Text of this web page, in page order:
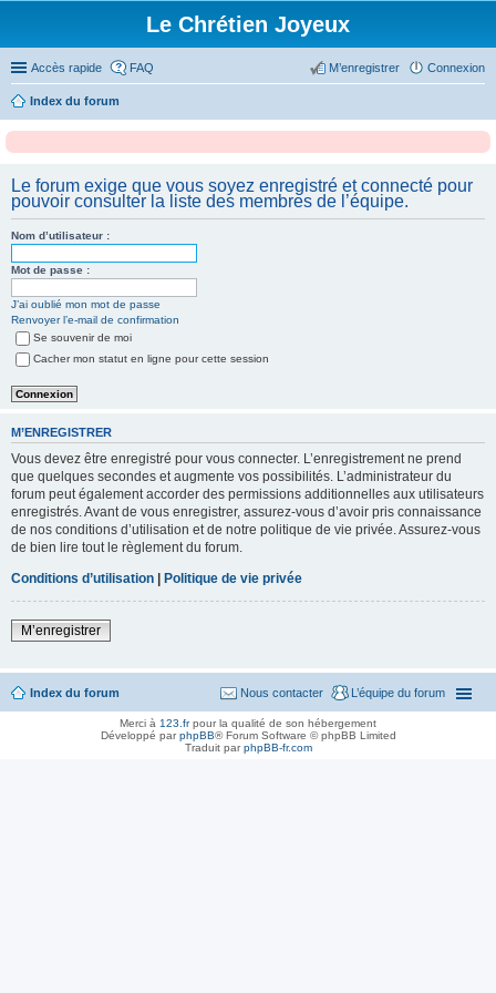
Le Chrétien Joyeux
Accès rapide FAQ Connexion
M’enregistrer
Index du forum
Le forum exige que vous soyez enregistré et connecté pour
pouvoir consulter la liste des membres de l’équipe.
Nom d’utilisateur :
Mot de passe :
J’ai oublié mon mot de passe
Renvoyer l’e-mail de confirmation
Se souvenir de moi
Cacher mon statut en ligne pour cette session
M’ENREGISTRER
Vous devez être enregistré pour vous connecter. L’enregistrement ne prend
que quelques secondes et augmente vos possibilités. L’administrateur du
forum peut également accorder des permissions additionnelles aux utilisateurs
enregistrés. Avant de vous enregistrer, assurez-vous d’avoir pris connaissance
de nos conditions d’utilisation et de notre politique de vie privée. Assurez-vous
de bien lire tout le règlement du forum.
Conditions d’utilisation | Politique de vie privée
M’enregistrer
Index du forum L’équipe du forum
Nous contacter
Merci à 123.frpour la qualité de son hébergement
Développé parphpBB® Forum Software © phpBB Limited
Traduit parphpBB-fr.com